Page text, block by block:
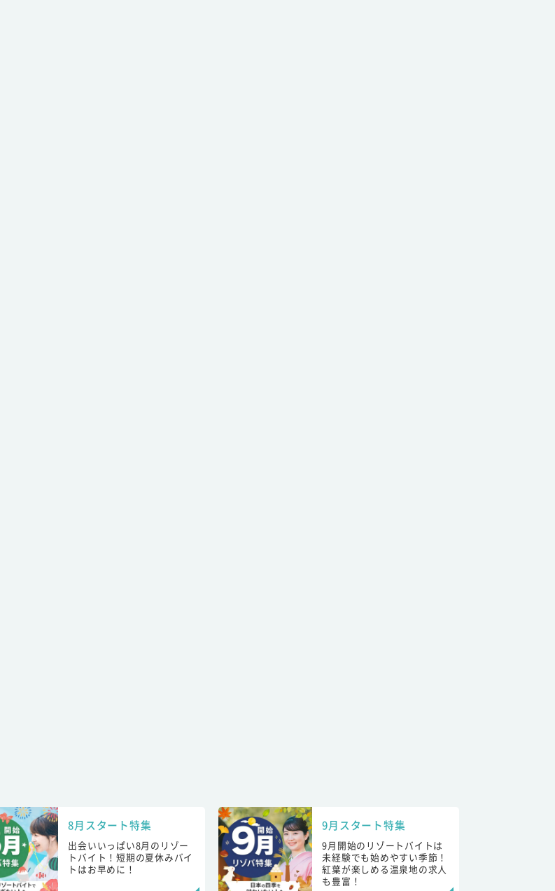
8月スタート特集
出会いいっぱい8月のリゾー
トバイト！短期の夏休みバイ
トはお早めに！
9月スタート特集
9月開始のリゾートバイトは
未経験でも始めやすい季節！
紅葉が楽しめる温泉地の求人
も豊富！